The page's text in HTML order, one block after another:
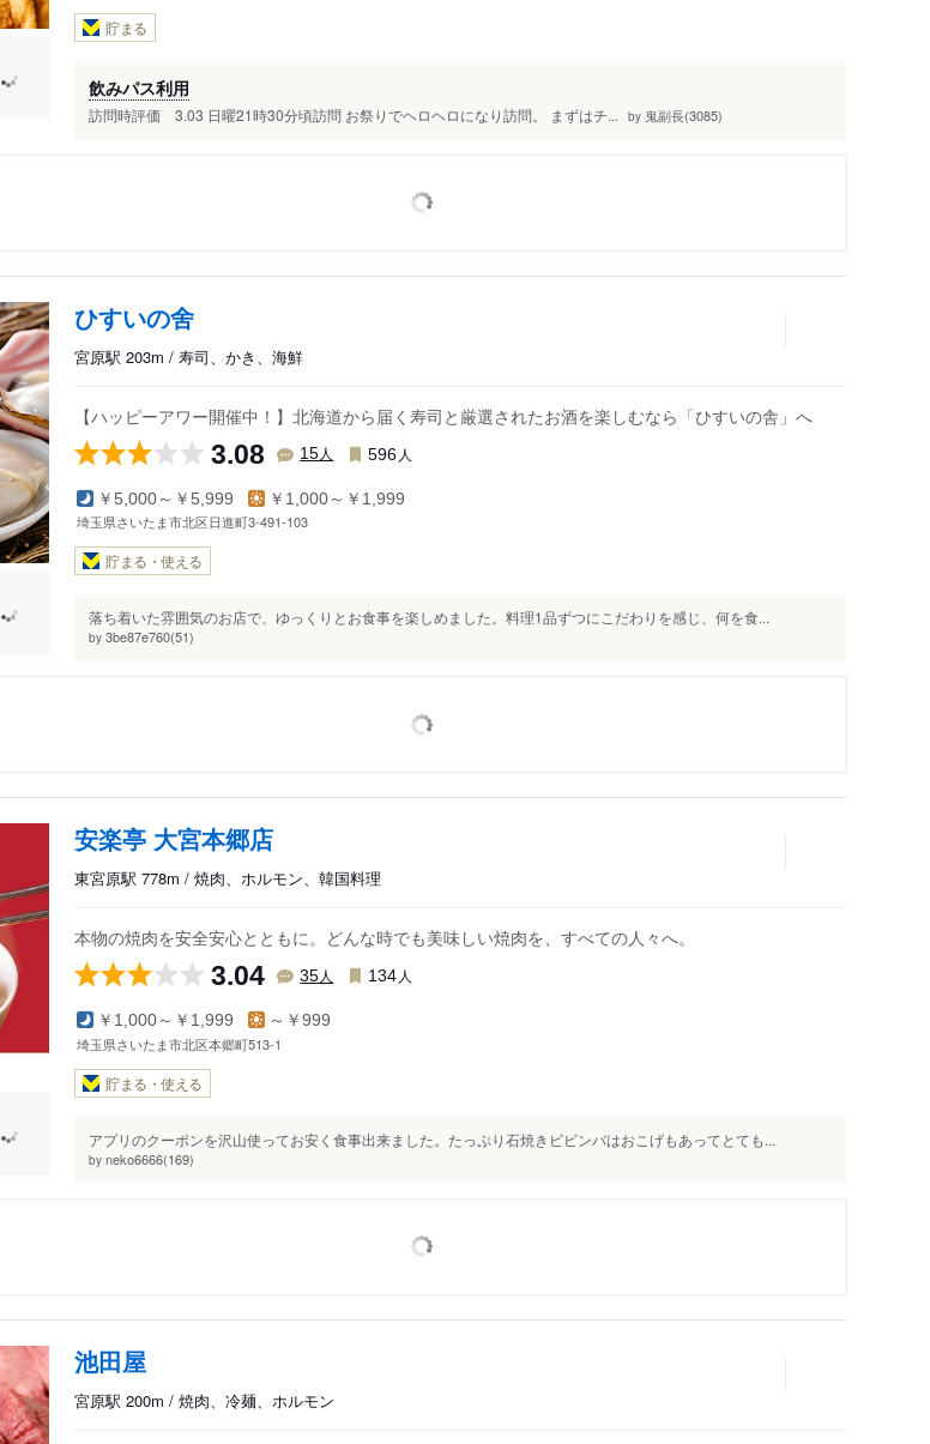
貯まる
飲みパス利用
訪問時評価 3.03 日曜21時30分頃訪問 お祭りでヘロヘロになり訪問。 まずはチ... by 鬼副長(3085)
ひすいの舍
宮原駅 203m / 寿司、かき、海鮮
【ハッピーアワー開催中！】北海道から届く寿司と厳選されたお酒を楽しむなら「ひすいの舎」へ
3.08 15人 596 人
￥5,000～￥5,999
￥1,000～￥1,999
埼玉県さいたま市北区日進町3-491-103
貯まる・使える
落ち着いた雰囲気のお店で、ゆっくりとお食事を楽しめました。料理1品ずつにこだわりを感じ、何を食...
by 3be87e760(51)
安楽亭 大宮本郷店
東宮原駅 778m / 焼肉、ホルモン、韓国料理
本物の焼肉を安全安心とともに。どんな時でも美味しい焼肉を、すべての人々へ。
3.04 35人 134 人
￥1,000～￥1,999
～￥999
埼玉県さいたま市北区本郷町513-1
貯まる・使える
アプリのクーポンを沢山使ってお安く食事出来ました。たっぷり石焼きビビンバはおこげもあってとても...
by neko6666(169)
池田屋
宮原駅 200m / 焼肉、冷麺、ホルモン